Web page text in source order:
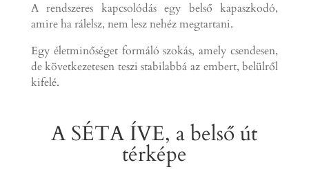
A rendszeres kapcsolódás egy belső kapaszkodó,
amire ha rálelsz, nem lesz nehéz megtartani.
Egy életminőséget formáló szokás, amely csendesen,
de következetesen teszi stabilabbá az embert, belülről
kifelé.
A SÉTA ÍVE, a belső út
térképe